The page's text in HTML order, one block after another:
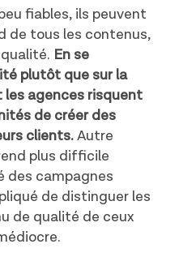
fiables, ils peuvent
de tous les contenus,
En se
plutôt que sur la
agences risquent
de créer des
clients.Autre
plus difficile
des campagnes
de distinguer les
de qualité de ceux